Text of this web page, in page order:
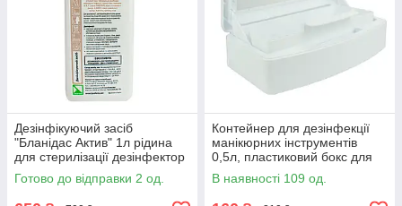
Дезінфікуючий засіб
"Бланідас Актив" 1л рідина
для стерилізації дезінфектор
для рук для інструментів
Готово до відправки 2 од.
Контейнер для дезінфекції
манікюрних інструментів
0,5л, пластиковий бокс для
стерилізації інструментів
В наявності 109 од.